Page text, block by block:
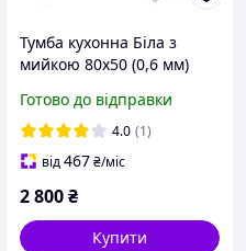
Тумба кухонна Біла з
мийкою 80х50 (0,6 мм)
Готово до відправки
4.0 (1)
від467₴/міс
2 800₴
Купити